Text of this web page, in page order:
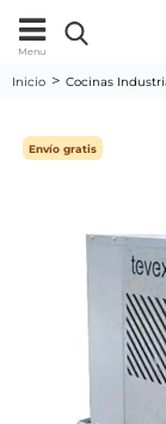
Menu
Inicio Cocinas
Envío gratis